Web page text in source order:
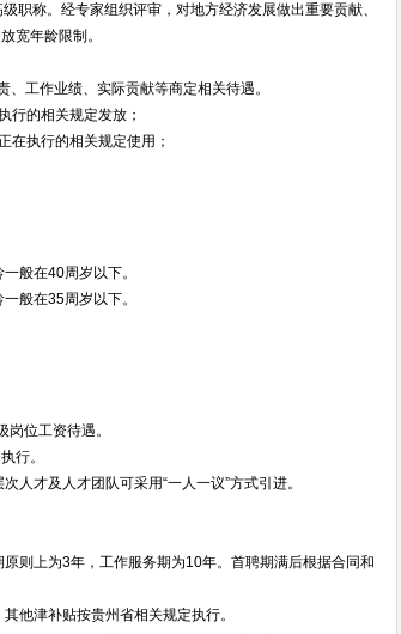
职称。经专家组织评审，对地方经济发展做出重要贡献、
宽年龄限制。
工作业绩、实际贡献等商定相关待遇。
行的相关规定发放；
在执行的相关规定使用；
般在40周岁以下。
般在35周岁以下。
岗位工资待遇。
行。
人才及人才团队可采用“一人一议”方式引进。
则上为3年，工作服务期为10年。首聘期满后根据合同和
他津补贴按贵州省相关规定执行。